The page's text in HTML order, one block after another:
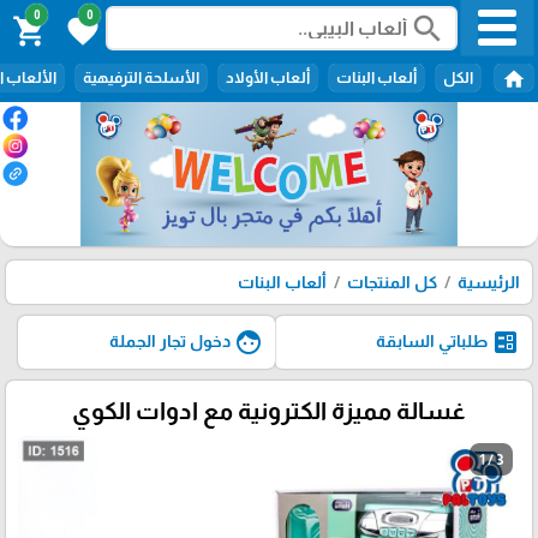
search
0
favorite
0
shopping_cart
home الكل ألعاب البنات ألعاب الأولاد الأسلحة الترفيهية الألعاب
الرئيسية كل المنتجات ألعاب البنات
ballot طلباتي السابقة face دخول تجار الجملة
غسالة مميزة الكترونية مع ادوات الكوي
1 / 3